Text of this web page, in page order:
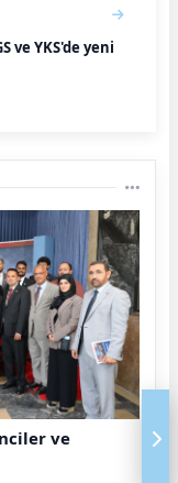
ve YKS'de yeni
ve